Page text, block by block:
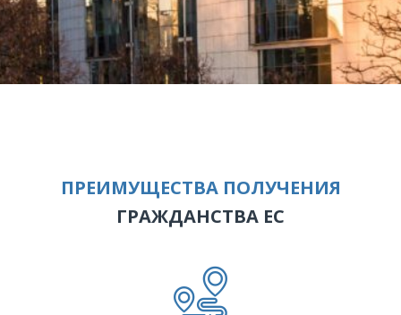
ПРЕИМУЩЕСТВА ПОЛУЧЕНИЯ
ГРАЖДАНСТВА ЕС